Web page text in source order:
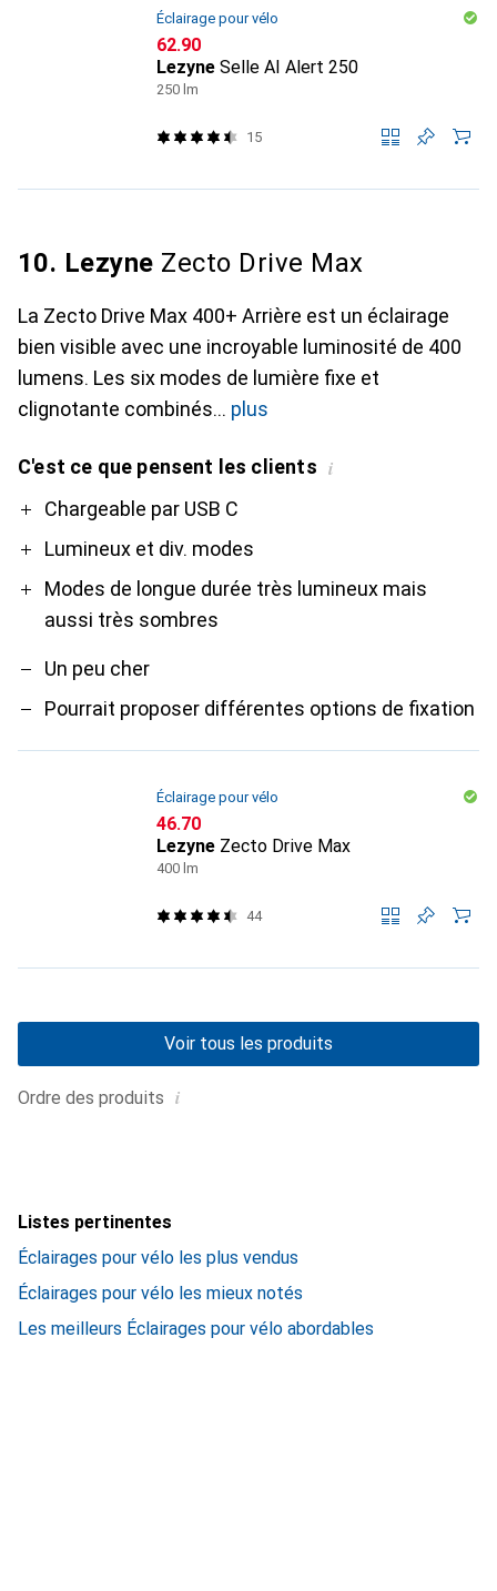
Éclairage pour vélo
CHF
62.90
Lezyne Selle AI Alert 250
250 lm
15
10. Lezyne Zecto Drive Max
La Zecto Drive Max 400+ Arrière est un éclairage
bien visible avec une incroyable luminosité de 400
lumens. Les six modes de lumière fixe et
clignotante combinés
plus
C'est ce que pensent les clients i
ProChargeable par USB C
Lumineux et div. modes
Modes de longue durée très lumineux mais
aussi très sombres
Contre
Un peu cher
Pourrait proposer différentes options de fixation
Éclairage pour vélo
CHF
46.70
Lezyne Zecto Drive Max
400 lm
44
Ordre des produits i
Voir tous les produits
Listes pertinentes
Éclairages pour vélo les plus vendus
Éclairages pour vélo les mieux notés
Les meilleurs Éclairages pour vélo abordables